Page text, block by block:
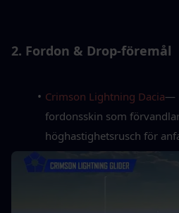
2. Fordon & Drop-föremål
Crimson Lightning Dacia—
fordonsskin som
höghastighetsrusch för